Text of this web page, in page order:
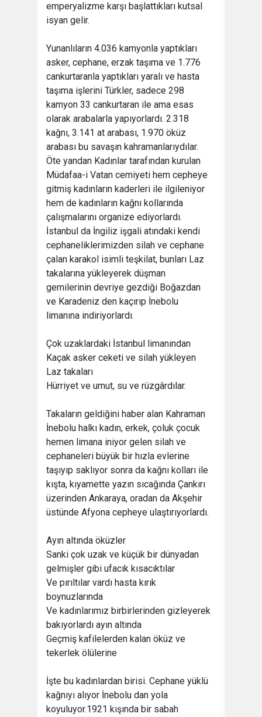
emperyalizme karşı başlattıkları kutsal
isyan gelir.
Yunanlıların 4.036 kamyonla yaptıkları
asker, cephane, erzak taşıma ve 1.776
cankurtaranla yaptıkları yaralı ve hasta
taşıma işlerini Türkler, sadece 298
kamyon 33 cankurtaran ile ama esas
olarak arabalarla yapıyorlardı. 2.318
kağnı, 3.141 at arabası, 1.970 öküz
arabası bu savaşın kahramanlarıydılar.
Öte yandan Kadınlar tarafından kurulan
Müdafaa-i Vatan cemiyeti hem cepheye
gitmiş kadınların kaderleri ile ilgileniyor
hem de kadınların kağnı kollarında
çalışmalarını organize ediyorlardı.
İstanbul da İngiliz işgali atındaki kendi
cephaneliklerimizden silah ve cephane
çalan karakol isimli teşkilat, bunları Laz
takalarına yükleyerek düşman
gemilerinin devriye gezdiği Boğazdan
ve Karadeniz den kaçırıp İnebolu
limanına indiriyorlardı.
Çok uzaklardaki İstanbul limanından
Kaçak asker ceketi ve silah yükleyen
Laz takaları
Hürriyet ve umut, su ve rüzgârdılar.
Takaların geldiğini haber alan Kahraman
İnebolu halkı kadın, erkek, çoluk çocuk
hemen limana iniyor gelen silah ve
cephaneleri büyük bir hızla evlerine
taşıyıp saklıyor sonra da kağnı kolları ile
kışta, kıyamette yazın sıcağında Çankırı
üzerinden Ankaraya, oradan da Akşehir
üstünde Afyona cepheye ulaştırıyorlardı.
Ayın altında öküzler
Sanki çok uzak ve küçük bir dünyadan
gelmişler gibi ufacık kısacıktılar
Ve pırıltılar vardı hasta kırık
boynuzlarında
Ve kadınlarımız birbirlerinden gizleyerek
bakıyorlardı ayın altında
Geçmiş kafilelerden kalan öküz ve
tekerlek ölülerine
İşte bu kadınlardan birisi. Cephane yüklü
kağnıyı alıyor İnebolu dan yola
koyuluyor.1921 kışında bir sabah